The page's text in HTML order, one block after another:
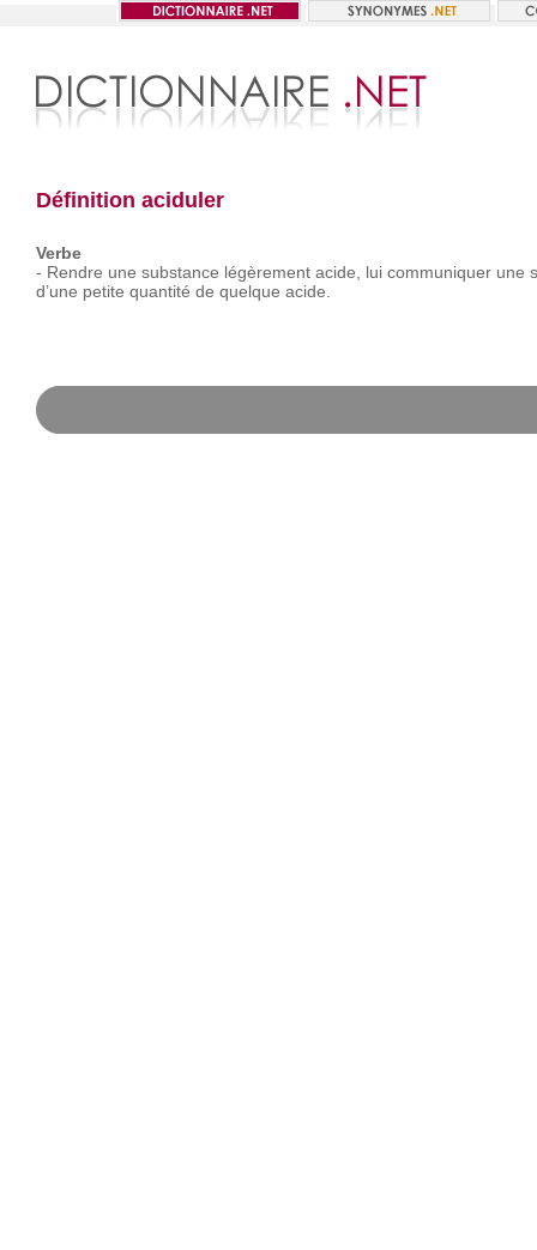
Définition aciduler
Verbe
- Rendre une substance légèrement acide, lui communiquer une
d’une petite quantité de quelque acide.